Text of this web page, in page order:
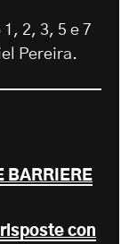
2, 3, 5 e 7
Pereira.
BARRIERE
con